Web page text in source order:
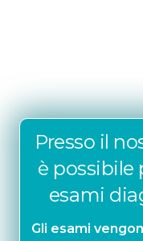
Presso il
è possibile
esami
Gli esami